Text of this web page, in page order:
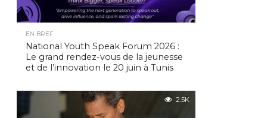
EN BREF
National Youth Speak Forum 2026 :
Le grand rendez-vous de la jeunesse
et de l’innovation le 20 juin à Tunis
2.5K